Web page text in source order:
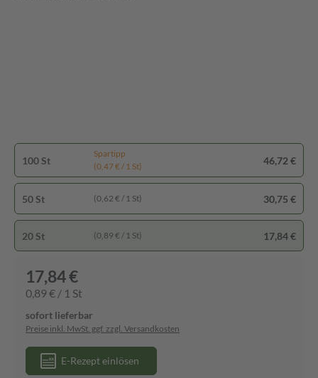
100 St
Spartipp
(0,47 € / 1 St)
46,72 €
50 St (0,62 € / 1 St) 30,75 €
20 St (0,89 € / 1 St) 17,84 €
17,84 €
0,89 € / 1 St
sofort lieferbar
Preise inkl. MwSt. ggf. zzgl. Versandkosten
E-Rezept einlösen